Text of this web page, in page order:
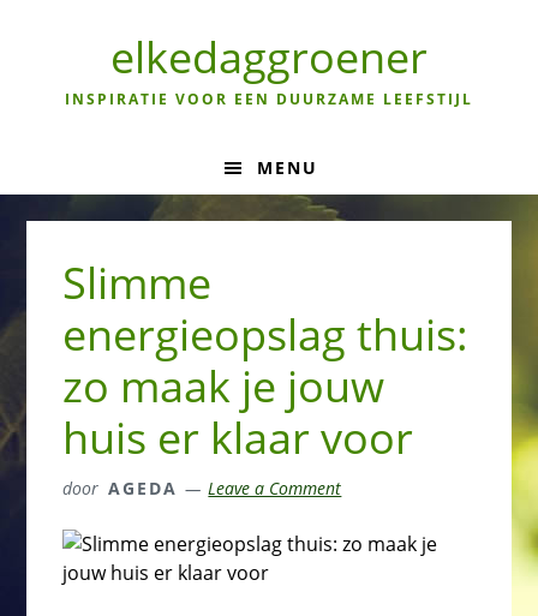
navigation
elkedaggroener
INSPIRATIE VOOR EEN DUURZAME LEEFSTIJL
MENU
Slimme
energieopslag thuis:
zo maak je jouw
huis er klaar voor
door AGEDA Leave a Comment